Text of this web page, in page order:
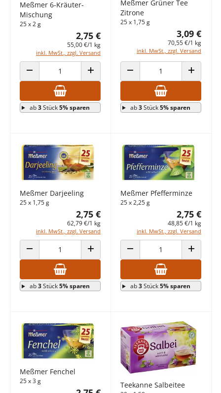
Meßmer 6-Kräuter-
Mischung
25 x 2 g
2,75 €
55,00 €/1 kg
inkl. MwSt., zzgl. Versand
ANZAHL VERRINGERN ANZAHL ERHÖHEN
ab3Stück5% sparen
Meßmer Grüner Tee
Zitrone
25 x 1,75 g
3,09 €
70,55 €/1 kg
inkl. MwSt., zzgl. Versand
ANZAHL VERRINGERN ANZAHL
ab3Stück5% sparen
Meßmer Darjeeling
25 x 1,75 g
2,75 €
62,79 €/1 kg
inkl. MwSt., zzgl. Versand
ANZAHL VERRINGERN ANZAHL ERHÖHEN
ab3Stück5% sparen
Meßmer Pfefferminze
25 x 2,25 g
2,75 €
48,85 €/1 kg
inkl. MwSt., zzgl. Versand
ANZAHL VERRINGERN ANZAHL
ab3Stück5% sparen
Meßmer Fenchel
25 x 3 g Teekanne Salbeitee